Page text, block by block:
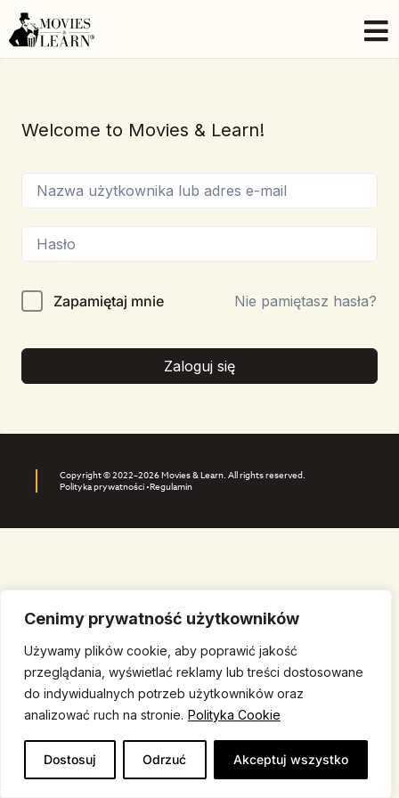
Cenimy prywatność użytkowników
Używamy plików cookie, aby poprawić jakość
przeglądania, wyświetlać reklamy lub treści dostosowane
do indywidualnych potrzeb użytkowników oraz
analizować ruch na stronie. Polityka Cookie
Dostosuj Odrzuć Akceptuj wszystko
Welcome to Movies & Learn!
Zapamiętaj mnie Nie pamiętasz hasła?
Zaloguj się
Copyright © 2022–2026 Movies & Learn. All rights reserved.
Polityka prywatności •Regulamin